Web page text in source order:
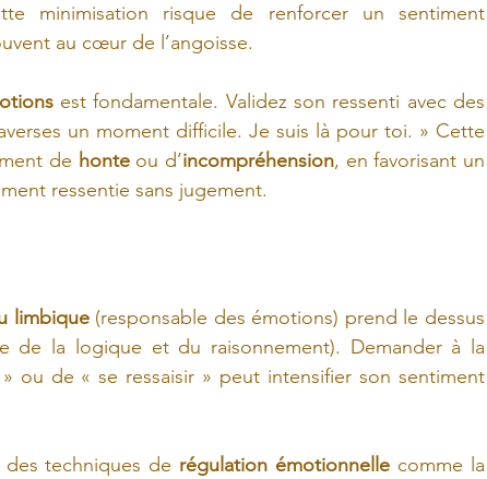
minimisation risque de renforcer un sentiment
au cœur de l’angoisse.
est fondamentale. Validez son ressenti avec des
un moment difficile. Je suis là pour toi. » Cette
de honte ou d’incompréhension, en favorisant un
ressentie sans jugement.
limbique (responsable des émotions) prend le dessus
de la logique et du raisonnement). Demander à la
ou de « se ressaisir » peut intensifier son sentiment
des techniques de régulation émotionnelle